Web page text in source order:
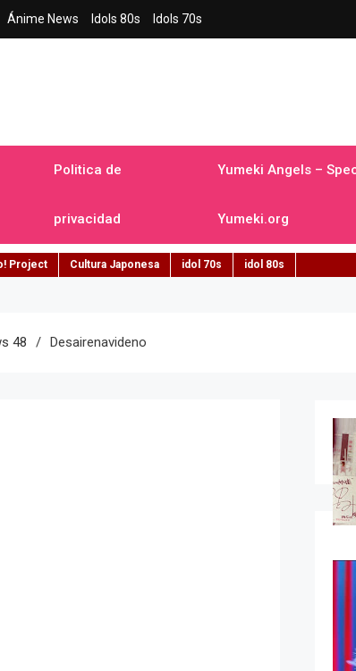
Ánime News Idols 80s Idols 70s
Politica de
privacidad
Yumeki Angels –
Yumeki.org
Project Cultura Japonesa idol 70s idol 80s
48 Desairenavideno